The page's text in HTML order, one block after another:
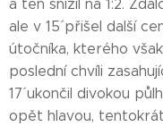
a ten snížil na 1:2.
ale v 15´ přišel další
útočníka, kterého
poslední chvíli
17´ ukončil divokou
opět hlavou,